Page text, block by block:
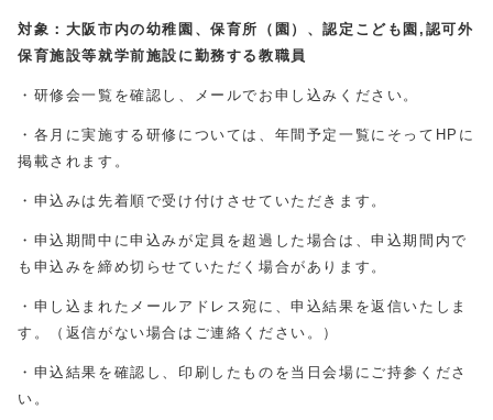
対象：大阪市内の幼稚園、保育所（園）、認定こども園,認可外
保育施設等就学前施設に勤務する教職員
・研修会一覧を確認し、メールでお申し込みください。
・各月に実施する研修については、年間予定一覧にそってHPに
掲載されます。
・申込みは先着順で受け付けさせていただきます。
・申込期間中に申込みが定員を超過した場合は、申込期間内で
も申込みを締め切らせていただく場合があります。
・申し込まれたメールアドレス宛に、申込結果を返信いたしま
す。（返信がない場合はご連絡ください。）
・申込結果を確認し、印刷したものを当日会場にご持参くださ
い。